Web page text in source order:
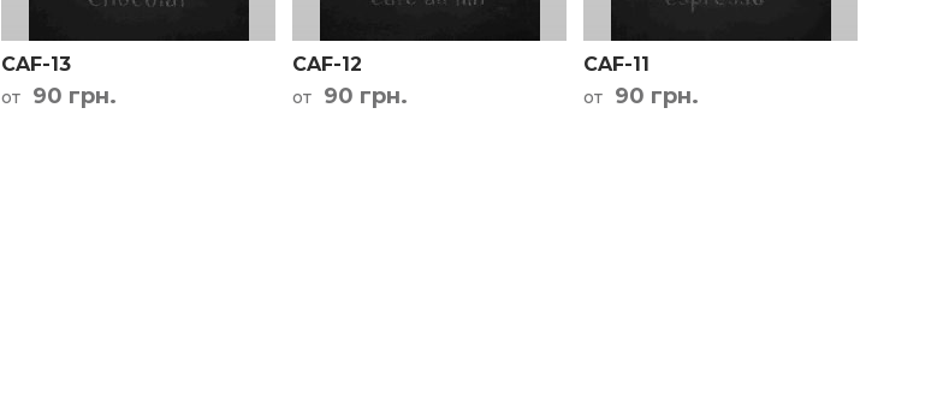
CAF-13
от 90 грн.
CAF-12
от 90 грн.
CAF-11
от 90 грн.